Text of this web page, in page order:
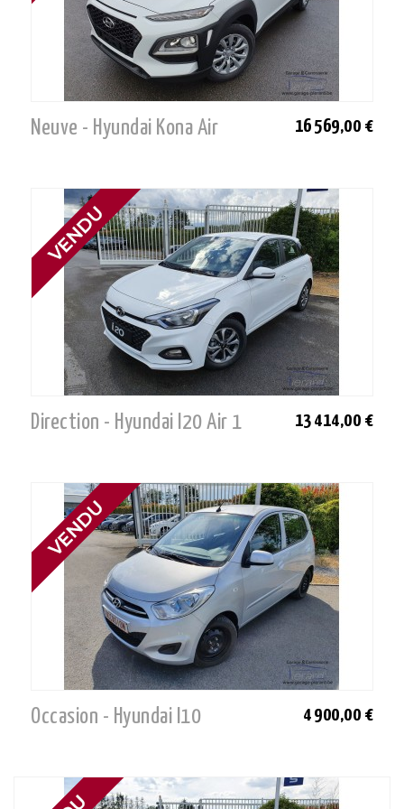
Neuve - Hyundai Kona Air 16 569,00 €
Direction - Hyundai I20 Air 1 13 414,00 €
Occasion - Hyundai I10 4 900,00 €